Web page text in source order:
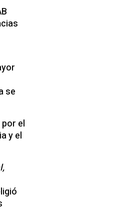
se
el
y el